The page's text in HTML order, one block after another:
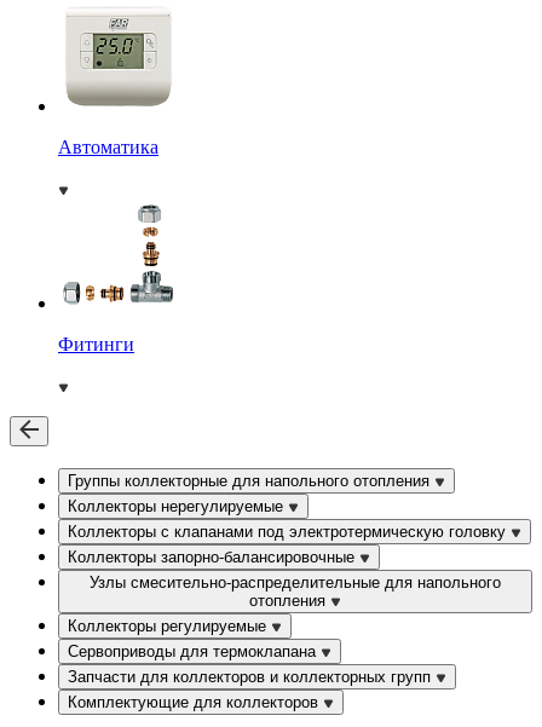
Автоматика
Фитинги
Группы коллекторные для напольного отопления
Коллекторы нерегулируемые
Коллекторы с клапанами под электротермическую головку
Коллекторы запорно-балансировочные
Узлы смесительно-распределительные для напольного
отопления
Коллекторы регулируемые
Сервоприводы для термоклапана
Запчасти для коллекторов и коллекторных групп
Комплектующие для коллекторов